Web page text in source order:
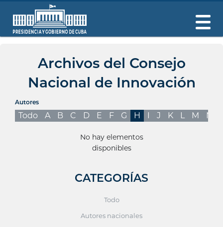
Archivos del Consejo
Nacional de Innovación
Autores
Todo A B C D E F G H I J K L M N
No hay elementos
disponibles
CATEGORÍAS
Todo
Autores nacionales